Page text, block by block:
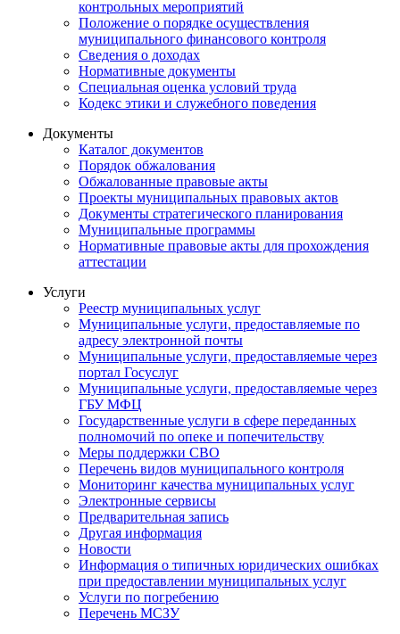
контрольных мероприятий
Положение о порядке осуществления
муниципального финансового контроля
Сведения о доходах
Нормативные документы
Специальная оценка условий труда
Кодекс этики и служебного поведения
Документы
Каталог документов
Порядок обжалования
Обжалованные правовые акты
Проекты муниципальных правовых актов
Документы стратегического планирования
Муниципальные программы
Нормативные правовые акты для прохождения
аттестации
Услуги
Реестр муниципальных услуг
Муниципальные услуги, предоставляемые по
адресу электронной почты
Муниципальные услуги, предоставляемые через
портал Госуслуг
Муниципальные услуги, предоставляемые через
ГБУ МФЦ
Государственные услуги в сфере переданных
полномочий по опеке и попечительству
Меры поддержки СВО
Перечень видов муниципального контроля
Мониторинг качества муниципальных услуг
Электронные сервисы
Предварительная запись
Другая информация
Новости
Информация о типичных юридических ошибках
при предоставлении муниципальных услуг
Услуги по погребению
Перечень МСЗУ